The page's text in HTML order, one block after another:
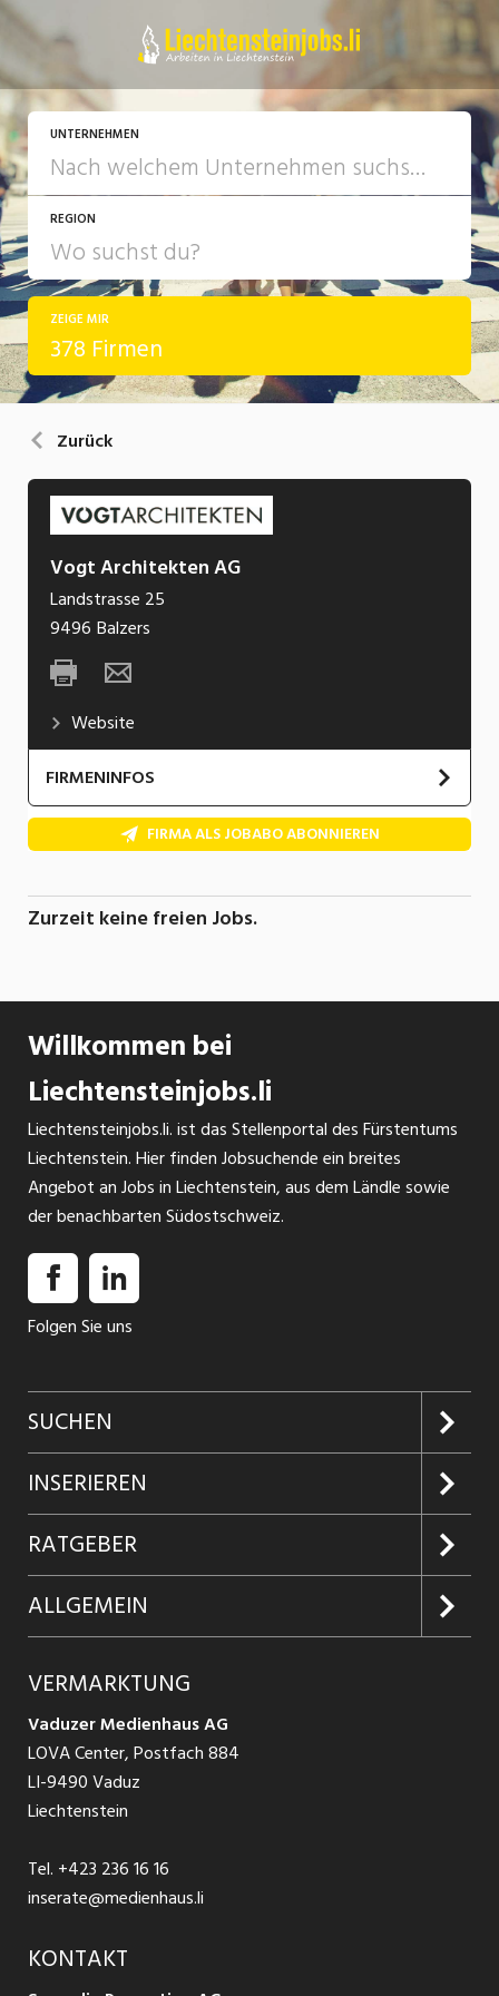
UNTERNEHMEN
REGION
ZEIGE MIR
378 Firmen
Zurück
Vogt Architekten AG
Landstrasse 25
9496 Balzers
Website
FIRMENINFOS
Wir sind ein etabliertes Architekturbüro in
Liechtenstein, das auf hochwertige Bauprojekte
Neubauten über Sanierungen bis hin zu
FIRMA ALS JOBABO ABONNIEREN
Zurzeit keine freien Jobs.
Willkommen bei
Liechtensteinjobs.li
Liechtensteinjobs.li. ist das Stellenportal des Fürstentums
Liechtenstein. Hier finden Jobsuchende ein breites
Angebot an Jobs in Liechtenstein, aus dem Ländle sowie
der benachbarten Südostschweiz.
Folgen Sie uns
SUCHEN
Jobs suchen
Jobabo
Firmen entdecken
Jobs in Graubünden
Jobs in St. Gallen
Jobs in Glarus
Jobs in der Südostschweiz
Temporär Jobs
Teilzeit Jobs
INSERIEREN
Kundenlogin
Inserieren
Produkte
Schnittstelle
RATGEBER
Glossar
Ratgeber Bewerbung / Rekrutierung
ALLGEMEIN
AGB
Datenschutzbestimmungen
Nutzungsbedingungen
Impressum
VERMARKTUNG
Vaduzer Medienhaus AG
LOVA Center, Postfach 884
LI-9490 Vaduz
Liechtenstein
Tel. +423 236 16 16
inserate@medienhaus.li
KONTAKT